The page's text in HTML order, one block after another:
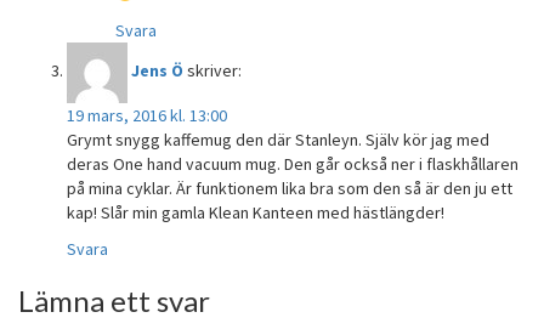
Svara
Jens Ö skriver:
19 mars, 2016 kl. 13:00
Grymt snygg kaffemug den där Stanleyn. Själv kör jag med
deras One hand vacuum mug. Den går också ner i flaskhållaren
på mina cyklar. Är funktionem lika bra som den så är den ju ett
kap! Slår min gamla Klean Kanteen med hästlängder!
Svara
Lämna ett svar